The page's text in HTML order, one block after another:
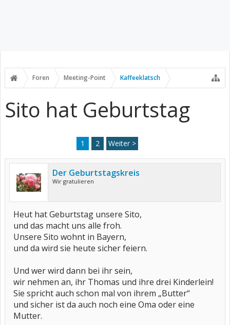
Foren Meeting-Point Kaffeeklatsch
Sito hat Geburtstag
1 2 Weiter >
Der Geburtstagskreis
Wir gratulieren
Heut hat Geburtstag unsere Sito,
und das macht uns alle froh.
Unsere Sito wohnt in Bayern,
und da wird sie heute sicher feiern.
Und wer wird dann bei ihr sein,
wir nehmen an, ihr Thomas und ihre drei Kinderlein!
Sie spricht auch schon mal von ihrem „Butter“
und sicher ist da auch noch eine Oma oder eine
Mutter.